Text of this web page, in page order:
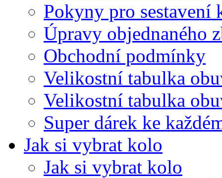
Pokyny pro sestavení
Úpravy objednaného
Obchodní podmínky
Velikostní tabulka
Velikostní tabulka
Super dárek ke
Jak si vybrat kolo
Jak si vybrat kolo